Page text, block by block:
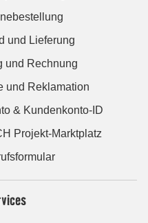
und Lieferung
und Rechnung
und Reklamation
& Kundenkonto-ID
Projekt-Marktplatz